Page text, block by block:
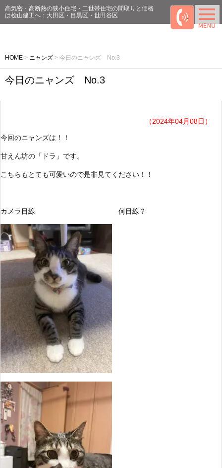
高気密・高断熱の狭小住宅・二世帯住宅の間取りと価格
は桧山建工へ：大田区・目黒区・世田谷区
HOME > ニャンズ > 今日のニャンズ No.3
今日のニャンズ No.3
（2024年04月08日）
今回のニャンズは！！
甘えん坊の「ドラ」です。
こちらもとても可愛いので是非見てください！！
カメラ目線 何目線？